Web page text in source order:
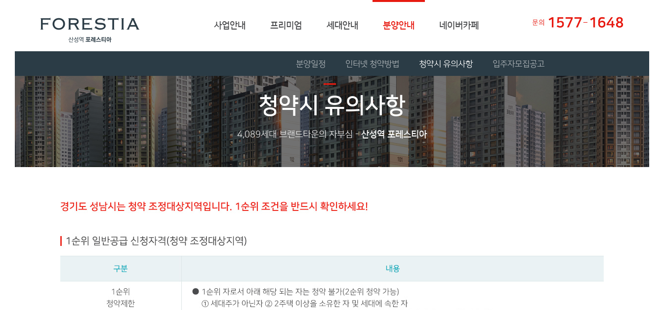
사업안내 프리미엄 세대안내 분양안내
분양일정 인터넷 청약방법 청약시 유의사항 입주자모집공고
네이버카페
청약시 유의사항
4,089세대 브랜드타운의 자부심 -산성역 포레스티아